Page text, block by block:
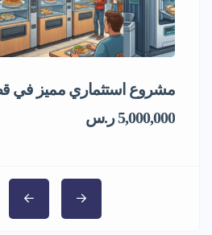
مشروع استثماري مميز في
5,000,000 ر.س